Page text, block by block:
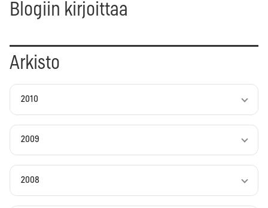
Blogiin kirjoittaa
Arkisto
2010
2009
2008